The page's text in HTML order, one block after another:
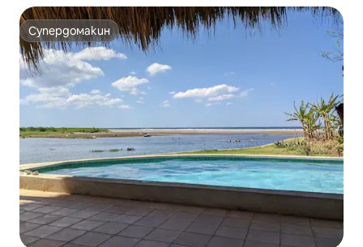
Супердомакин
Супердомакин